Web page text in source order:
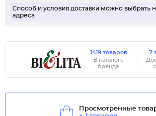
Способ и условия доставки можно выбрать
адреса
1419 товаров
В каталоге
бренда
7
Просмотренные